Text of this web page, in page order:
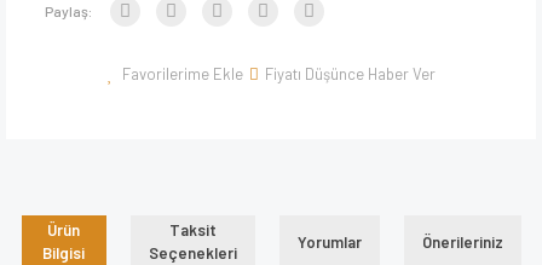
Paylaş:
Fiyatı Düşünce Haber Ver
Ürün
Bilgisi
Taksit
Seçenekleri
Yorumlar Önerileriniz